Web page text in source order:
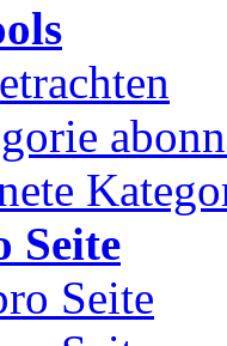
Seite
Seite